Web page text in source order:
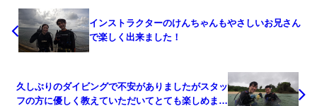
インストラクターのけんちゃんもやさしいお兄さん
で楽しく出来ました！
久しぶりのダイビングで不安がありましたがスタッ
フの方に優しく教えていただいてとても楽しめまし